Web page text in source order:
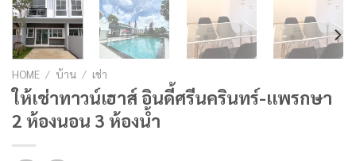
HOME / บ้าน / เช่า
ให้เช่าทาวน์เฮาส์ อินดี้ศรีนครินทร์-เเพรกษา
2 ห้องนอน 3 ห้องน้ำ